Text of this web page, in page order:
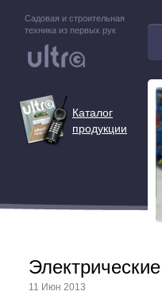
Садовая и строительная
техника из первых рук
Каталог
продукции
11 Июн 2013